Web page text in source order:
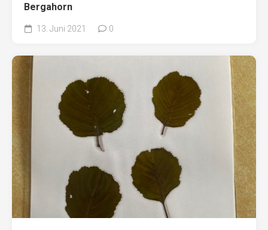
Bergahorn
13. Juni 2021 0